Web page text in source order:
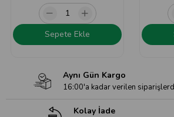
Sepete Ekle
Aynı Gün Kargo
16:00'a kadar verilen
Kolay İade